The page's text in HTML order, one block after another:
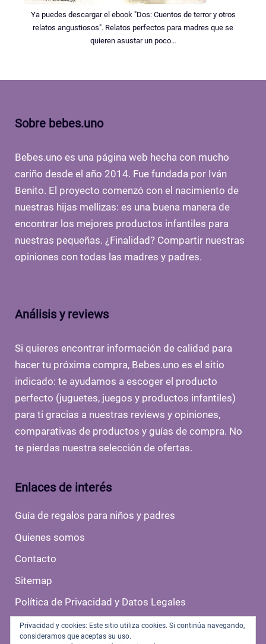
Ya puedes descargar el ebook "Dos: Cuentos de terror y otros
relatos angustiosos". Relatos perfectos para madres que se
quieren asustar un poco…
Sobre bebes.uno
Bebes.uno es una página web hecha con mucho
cariño desde el año 2014. Fue fundada por Iván
Benito. El proyecto comenzó con el nacimiento de
nuestras hijas mellizas: es una buena manera de
encontrar los mejores productos infantiles para
nuestras pequeñas. ¿Finalidad? Compartir nuestras
opiniones con todas las madres y padres.
Privacidad y cookies: Este sitio utiliza cookies. Si continúa navegando,
consideramos que aceptas su uso.
Análisis y reviews
Si quieres encontrar información de calidad para
hacer tu próxima compra, Bebes.uno es el sitio
indicado: te ayudamos a escoger el producto
perfecto (juguetes, juegos y productos infantiles)
para ti gracias a nuestras reviews y opiniones,
comparativas de productos y guías de compra. No
te pierdas nuestra selección de ofertas.
Enlaces de interés
Guía de regalos para niños y padres
Quienes somos
Contacto
Sitemap
Política de Privacidad y Datos Legales
Politica de Cookies